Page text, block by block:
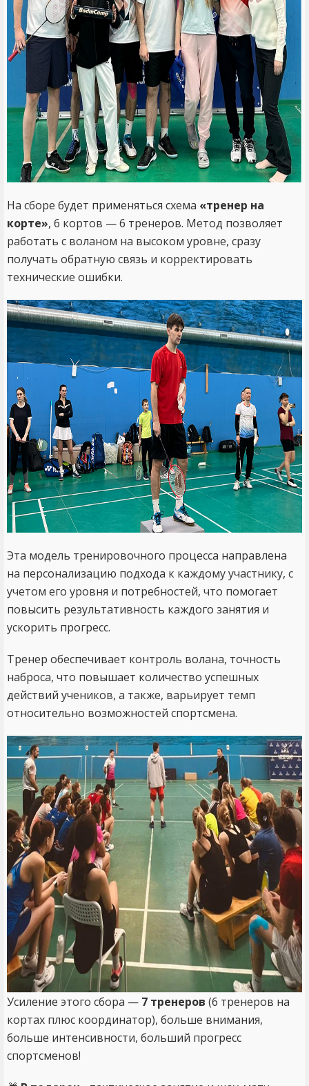
На сборе будет применяться схема «тренер на
корте», 6 кортов — 6 тренеров. Метод позволяет
работать с воланом на высоком уровне, сразу
получать обратную связь и корректировать
технические ошибки.
Эта модель тренировочного процесса направлена
на персонализацию подхода к каждому участнику, с
учетом его уровня и потребностей, что помогает
повысить результативность каждого занятия и
ускорить прогресс.
Тренер обеспечивает контроль волана, точность
наброса, что повышает количество успешных
действий учеников, а также, варьирует темп
относительно возможностей спортсмена.
Усиление этого сбора — 7 тренеров (6 тренеров на
кортах плюс координатор), больше внимания,
больше интенсивности, больший прогресс
спортсменов!